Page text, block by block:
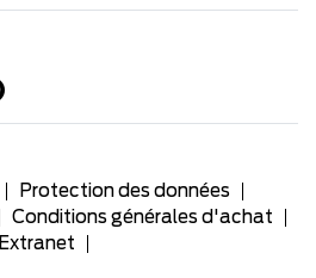
Protection des données
Conditions générales d'achat
Extranet